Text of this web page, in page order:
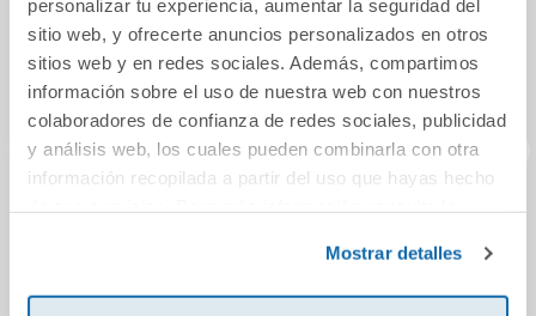
personalizar tu experiencia, aumentar la seguridad del
sitio web, y ofrecerte anuncios personalizados en otros
sitios web y en redes sociales. Además, compartimos
información sobre el uso de nuestra web con nuestros
colaboradores de confianza de redes sociales, publicidad
y análisis web, los cuales pueden combinarla con otra
información recopilada a partir del uso que hayas hecho
Mostrar detalles
La estrella viajera
Insu-Pu: La isla de
los niños perdidos
Tú